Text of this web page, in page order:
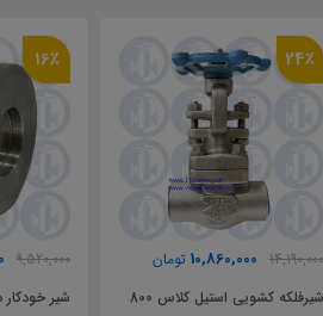
16٪
9,520,000
8,010,000 تومان
شیر خودکار دیسکی استیل بین